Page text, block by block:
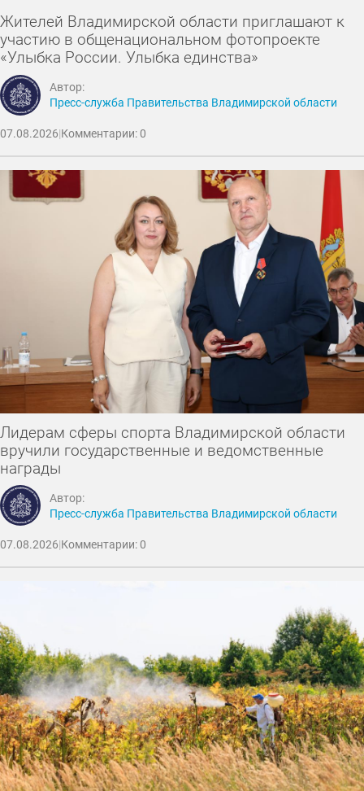
Жителей Владимирской области приглашают к
участию в общенациональном фотопроекте
«Улыбка России. Улыбка единства»
Автор:
Пресс-служба Правительства Владимирской области
07.08.2026|Комментарии: 0
Лидерам сферы спорта Владимирской области
вручили государственные и ведомственные
награды
Автор:
Пресс-служба Правительства Владимирской области
07.08.2026|Комментарии: 0